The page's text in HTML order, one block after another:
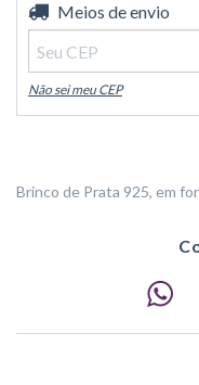
Entregas para o CEP:
Meios de envio
Não sei meu CEP
Brinco de Prata 925, em